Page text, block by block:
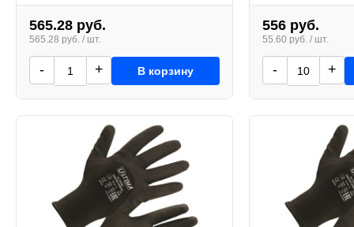
565.28 руб.
565.28 руб. / шт.
- + В корзину
556 руб.
55.60 руб. / шт.
- +